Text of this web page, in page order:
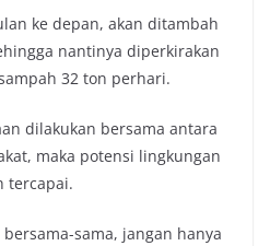
ke depan, akan ditambah
nantinya diperkirakan
32 ton perhari.
dilakukan bersama antara
maka potensi lingkungan
tercapai.
sama, jangan hanya